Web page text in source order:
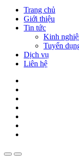
Trang chủ
Giới thiệu
Tin tức
Kinh
Tuyển
Dịch vụ
Liên hệ